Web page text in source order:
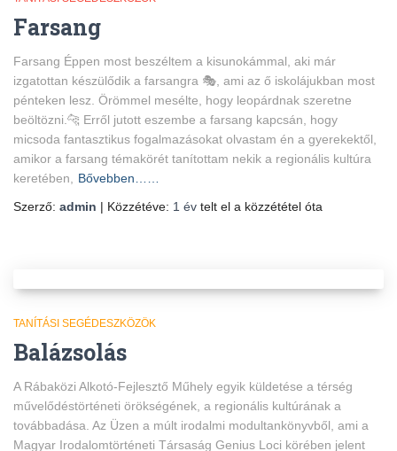
Farsang
Farsang Éppen most beszéltem a kisunokámmal, aki már
izgatottan készülődik a farsangra 🎭, ami az ő iskolájukban most
pénteken lesz. Örömmel mesélte, hogy leopárdnak szeretne
beöltözni.🐆 Erről jutott eszembe a farsang kapcsán, hogy
micsoda fantasztikus fogalmazásokat olvastam én a gyerekektől,
amikor a farsang témakörét tanítottam nekik a regionális kultúra
keretében,
Bővebben……
Szerző: admin | Közzétéve: 1 év telt el a közzététel óta
TANÍTÁSI SEGÉDESZKÖZÖK
Balázsolás
A Rábaközi Alkotó-Fejlesztő Műhely egyik küldetése a térség
művelődéstörténeti örökségének, a regionális kultúrának a
továbbadása. Az Üzen a múlt irodalmi modultankönyvből, ami a
Magyar Irodalomtörténeti Társaság Genius Loci körében jelent